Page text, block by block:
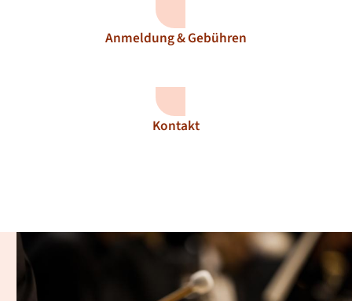
Anmeldung & Gebühren
Kontakt
Unterrichts- und
Kursangebote